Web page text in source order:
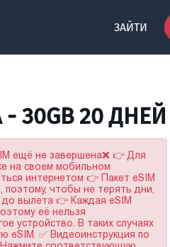
ЗАЙТИ
30GB 20 ДНЕЙ
ещё не завершена❌ 👉 Для
на своем мобильном
интернетом 👉 Пакет eSIM
поэтому, чтобы не терять дни,
до вылета 👉 Каждая eSIM
её нельзя
устройство. В таких случаях
eSIM. ✅ Видеоинструкция по